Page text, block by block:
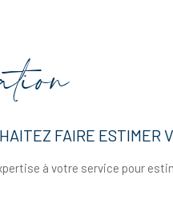
FAIRE ESTIMER
à votre service pour